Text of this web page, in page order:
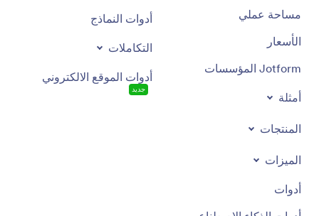
مساحة عملي
الأسعار
Jotform المؤسسات
أمثلة
المنتجات
الميزات
أدوات
أدوات النماذج
التكاملات
أدوات الموقع الالكتروني
جديد